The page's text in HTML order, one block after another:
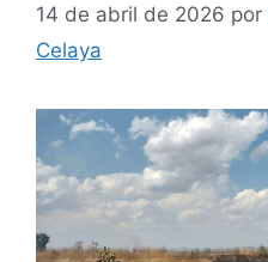
14 de abril de 2026 por
Celaya